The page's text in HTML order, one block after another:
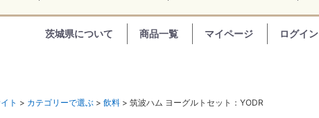
茨城県について 商品一覧 マイページ ログイン
ト カテゴリーで選ぶ 飲料 筑波ハム ヨーグルトセット：YODR